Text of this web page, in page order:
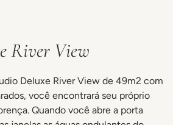
River View
Deluxe River View de 49m2 com
você encontrará seu próprio
Quando você abre a porta